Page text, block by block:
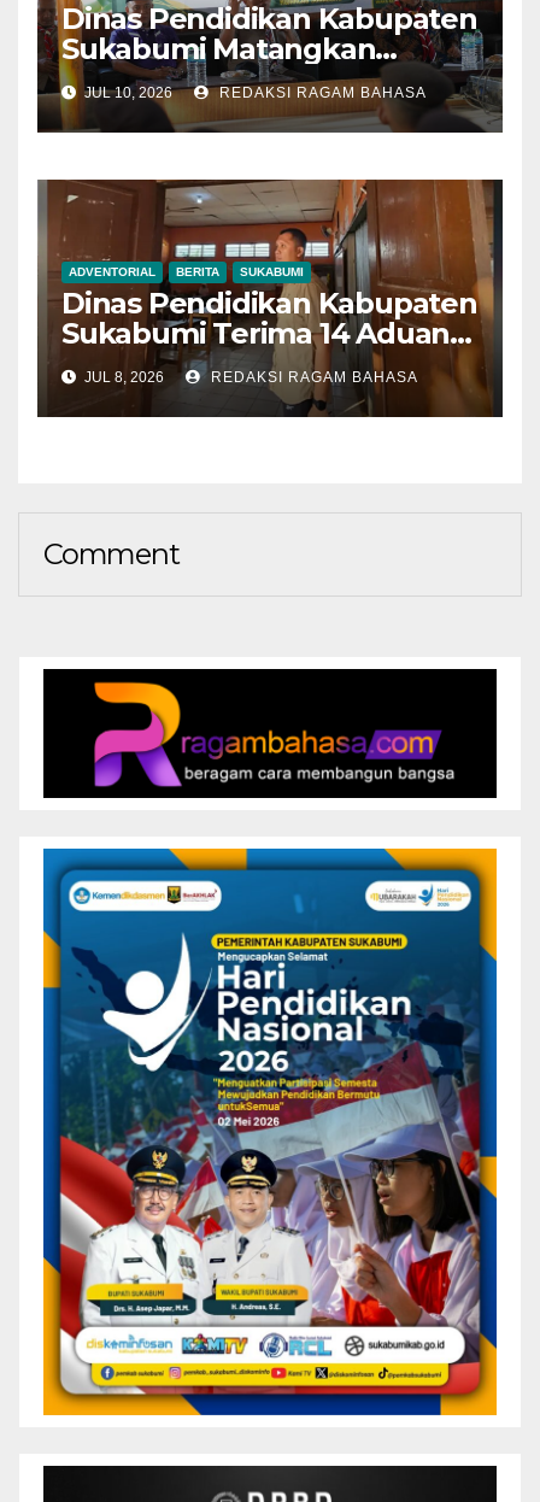
Dinas Pendidikan Kabupaten
Sukabumi Matangkan
Kontingen Pramuka Menuju
Jambore Nasional 2026
JUL 10, 2026 REDAKSI RAGAM BAHASA
ADVENTORIAL BERITA SUKABUMI
Dinas Pendidikan Kabupaten
Sukabumi Terima 14 Aduan
Selama SPMB 2026,
Mayoritas Terkait
Mekanisme Pendaftaran
JUL 8, 2026 REDAKSI RAGAM BAHASA
Comment